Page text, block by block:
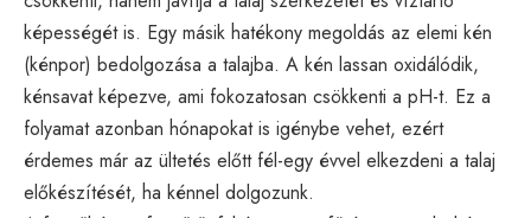
képességét is. Egy másik hatékony megoldás az elemi kén
(kénpor) bedolgozása a talajba. A kén lassan oxidálódik,
kénsavat képezve, ami fokozatosan csökkenti a pH-t. Ez a
folyamat azonban hónapokat is igénybe vehet, ezért
érdemes már az ültetés előtt fél-egy évvel elkezdeni a talaj
előkészítését, ha kénnel dolgozunk.